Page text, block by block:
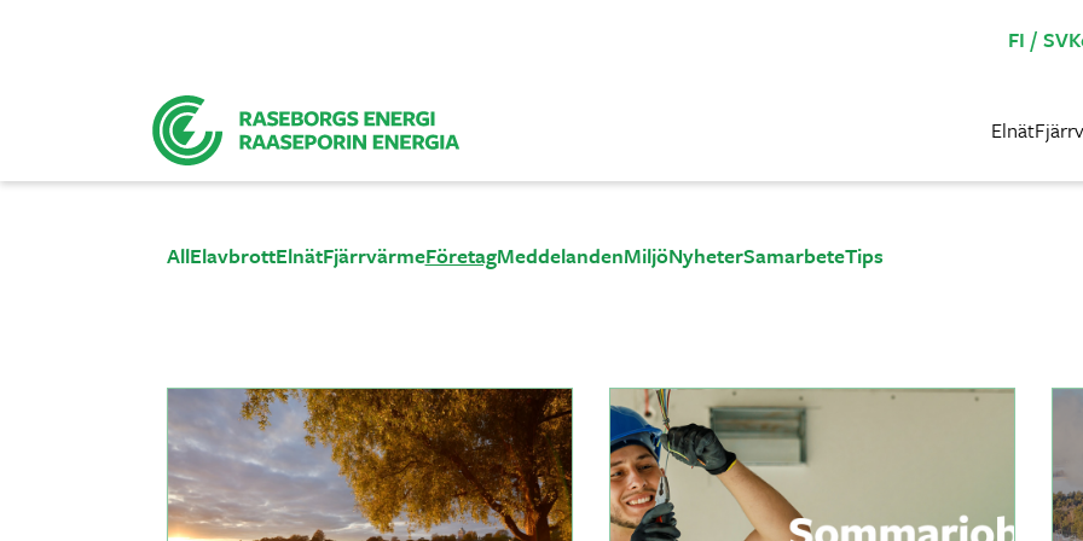
FI SV
Elnät
AllElavbrottElnätFjärrvärmeFöretagMeddelandenMiljöNyheterSamarbeteTips